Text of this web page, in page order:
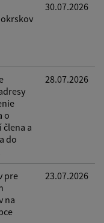
Reset
30.07.2026
o
člena a
do
28.07.2026
pre
na
23.07.2026